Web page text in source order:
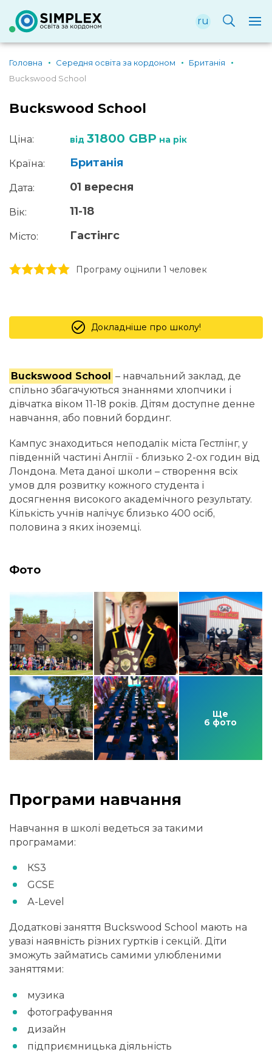
ru
Головна Середня освіта за кордоном
Британія
Buckswood School
Buckswood School
Ціна: від 31800 GBP на рік
Країна: Британія
Дата: 01 вересня
Вік: 11-18
Місто: Гастінгс
5 stars
4 stars
3 stars
2 stars
1 stars Програму оцінили 1 человек
Докладніше про школу!
Buckswood School – навчальний заклад, де
спільно збагачуються знаннями хлопчики і
дівчатка віком 11-18 років. Дітям доступне денне
навчання, або повний бординг.
Кампус знаходиться неподалік міста Гестлінг, у
південній частині Англії - близько 2-ох годин від
Лондона. Мета даної школи – створення всіх
умов для розвитку кожного студента і
досягнення високого академічного результату.
Кількість учнів налічує близько 400 осіб,
половина з яких іноземці.
Фото
Ще
6 фото
Програми навчання
Навчання в школі ведеться за такими
програмами:
КS3
GСSE
А-Lеvеl
Додаткові заняття Buckswood School мають на
увазі наявність різних гуртків і секцій. Діти
зможуть займатись самими улюбленими
заняттями:
музика
фотографування
дизайн
підприємницька діяльність